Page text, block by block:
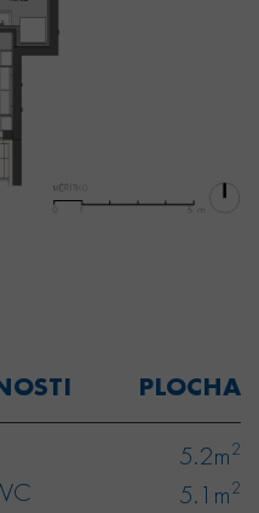
PLOCHA
5.2m2
5.1m2